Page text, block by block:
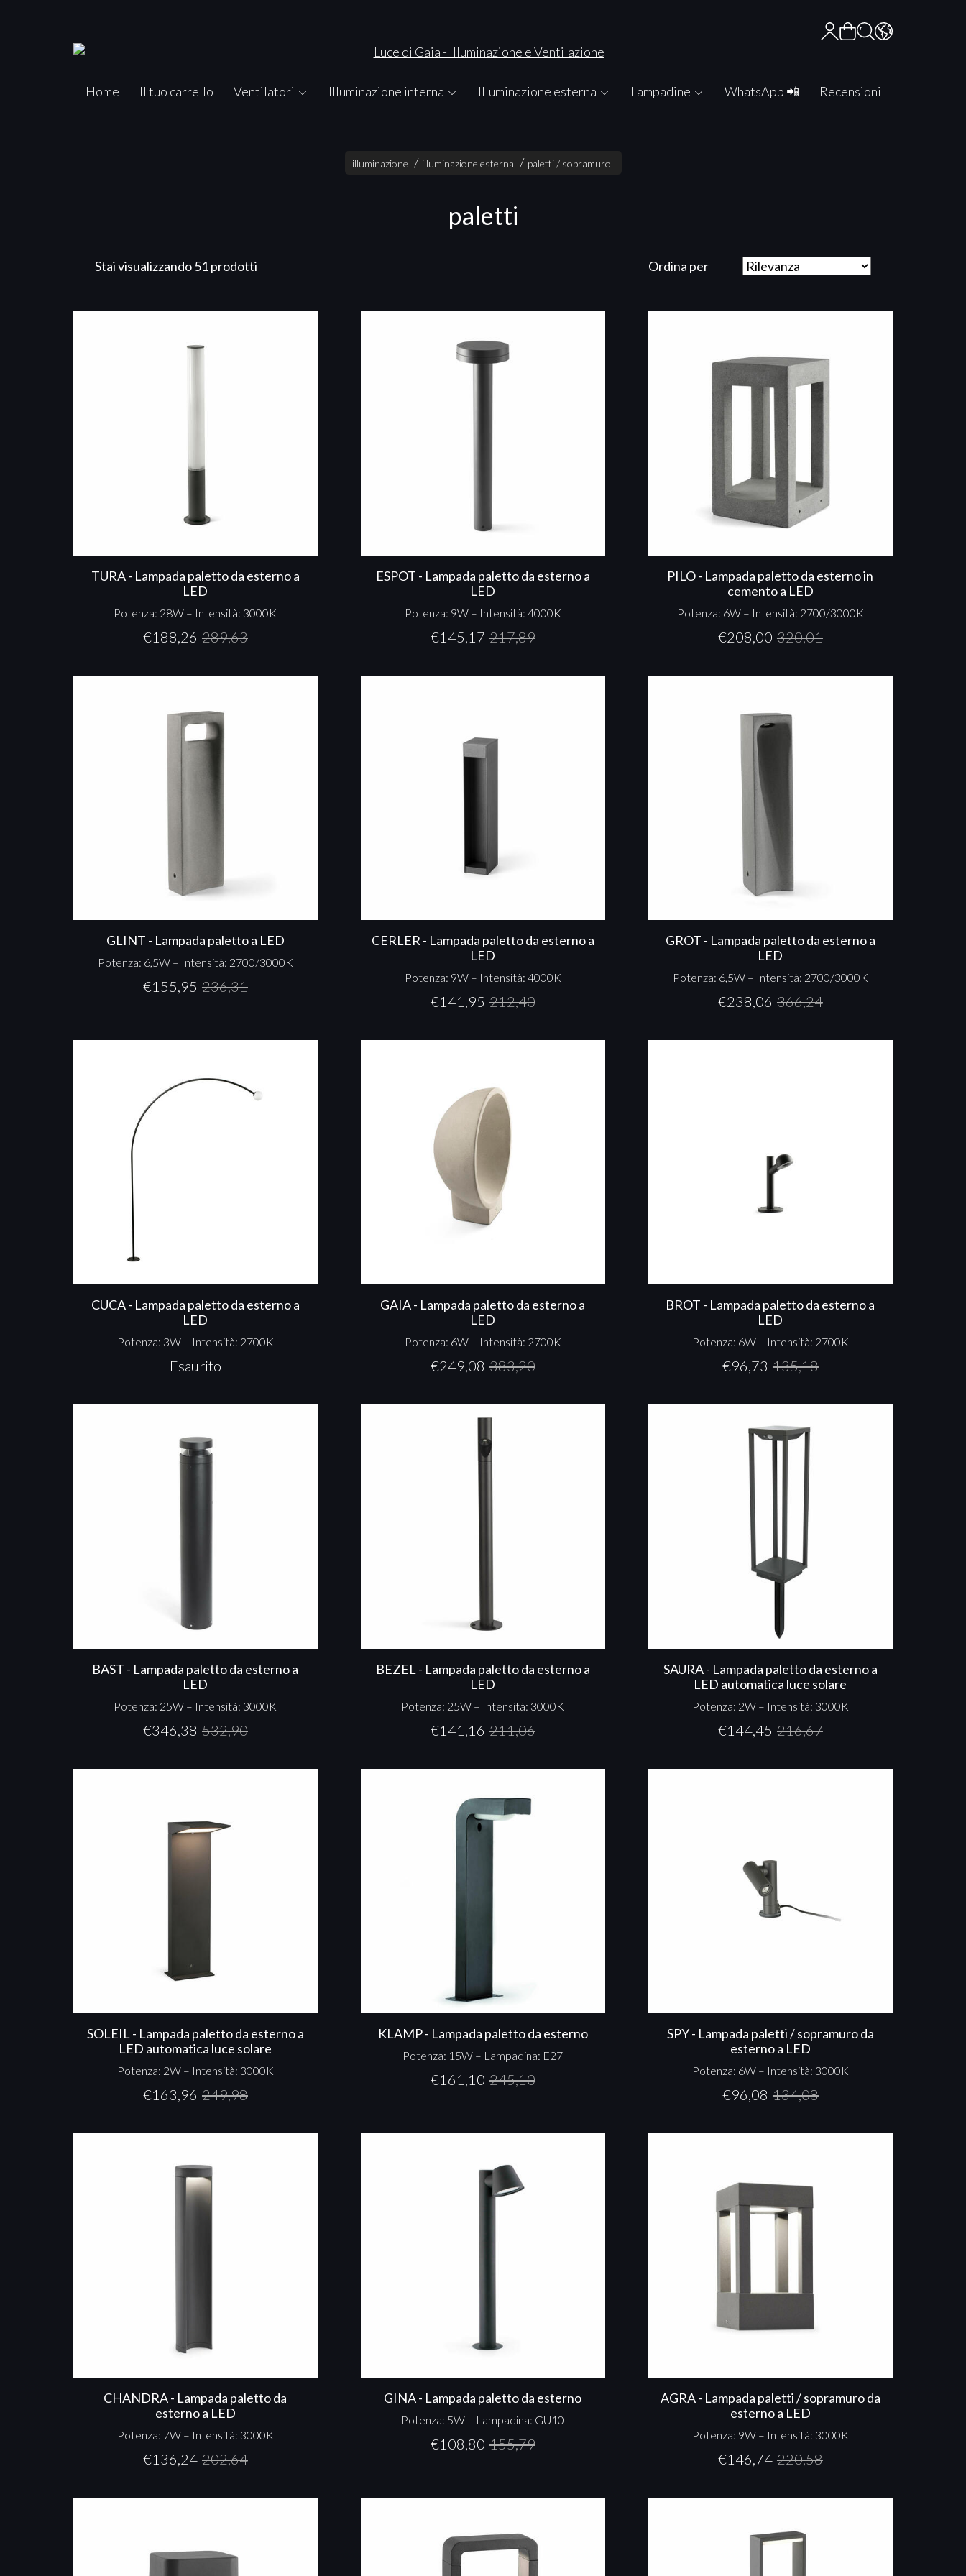
Home Il tuo carrello Ventilatori Illuminazione interna Illuminazione esterna Lampadine WhatsApp 📲 Recensioni
illuminazione illuminazione esterna paletti / sopramuro
paletti
Stai visualizzando 51 prodotti Ordina per
TURA - Lampada paletto da esterno a
LED
Potenza: 28W – Intensità: 3000K
€188,26 289,63
ESPOT - Lampada paletto da esterno a
LED
Potenza: 9W – Intensità: 4000K
€145,17 217,89
PILO - Lampada paletto da esterno in
cemento a LED
Potenza: 6W – Intensità: 2700/3000K
€208,00 320,01
GLINT - Lampada paletto a LED
Potenza: 6,5W – Intensità: 2700/3000K
€155,95 236,31
CERLER - Lampada paletto da esterno a
LED
Potenza: 9W – Intensità: 4000K
€141,95 212,40
GROT - Lampada paletto da esterno a
LED
Potenza: 6,5W – Intensità: 2700/3000K
€238,06 366,24
CUCA - Lampada paletto da esterno a
LED
Potenza: 3W – Intensità: 2700K
Esaurito
GAIA - Lampada paletto da esterno a
LED
Potenza: 6W – Intensità: 2700K
€249,08 383,20
BROT - Lampada paletto da esterno a
LED
Potenza: 6W – Intensità: 2700K
€96,73 135,18
BAST - Lampada paletto da esterno a
LED
Potenza: 25W – Intensità: 3000K
€346,38 532,90
BEZEL - Lampada paletto da esterno a
LED
Potenza: 25W – Intensità: 3000K
€141,16 211,06
SAURA - Lampada paletto da esterno a
LED automatica luce solare
Potenza: 2W – Intensità: 3000K
€144,45 216,67
SOLEIL - Lampada paletto da esterno a
LED automatica luce solare
Potenza: 2W – Intensità: 3000K
€163,96 249,98
KLAMP - Lampada paletto da esterno
Potenza: 15W – Lampadina: E27
€161,10 245,10
SPY - Lampada paletti / sopramuro da
esterno a LED
Potenza: 6W – Intensità: 3000K
€96,08 134,08
CHANDRA - Lampada paletto da
esterno a LED
Potenza: 7W – Intensità: 3000K
€136,24 202,64
GINA - Lampada paletto da esterno
Potenza: 5W – Lampadina: GU10
€108,80 155,79
AGRA - Lampada paletti / sopramuro da
esterno a LED
Potenza: 9W – Intensità: 3000K
€146,74 220,58